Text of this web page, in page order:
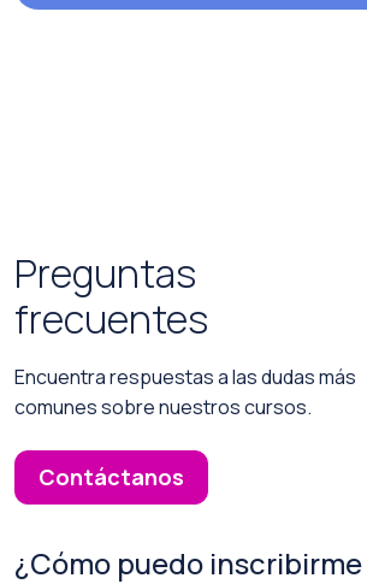
Preguntas
frecuentes
Encuentra respuestas a las dudas más
comunes sobre nuestros cursos.
Contáctanos
¿Cómo puedo